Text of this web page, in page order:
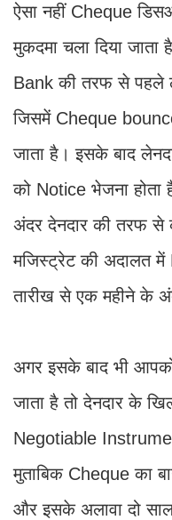
ऐसा नहीं Cheque
मुकदमा चला दिया
Bank की तरफ से पहले
जिसमें Cheque
जाता है। इसके बाद
को Notice भेजना
अंदर देनदार की तरफ से
मजिस्ट्रेट की अदालत
तारीख से एक महीने के
अगर इसके बाद भी
जाता है तो देनदार के
Negotiable
मुताबिक Cheque का
और इसके अलावा दो